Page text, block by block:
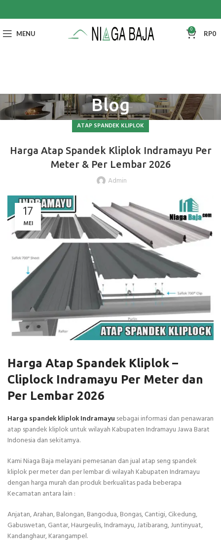
MENU 0 RP0
Blog
ATAP SPANDEK KLIPLOK
Harga Atap Spandek Kliplok Indramayu Per
Meter & Per Lembar 2026
Admin
17
MEI
Harga Atap Spandek Kliplok –
Cliplock Indramayu Per Meter dan
Per Lembar 2026
Harga spandek kliplok Indramayu sebagai informasi dan penawaran
atap spandek kliplok untuk wilayah Kabupaten Indramayu Jawa Barat
Indonesia dan sekitarnya.
Kami Niaga Baja melayani pemesanan dan jual atap seng spandek
kliplok per meter dan per lembar di wilayah Kabupaten Indramayu
dengan harga murah dan produk berkualitas pada beberapa
Kecamatan antara lain :
Anjatan, Arahan, Balongan, Bangodua, Bongas, Cantigi, Cikedung,
Gabuswetan, Gantar, Haurgeulis, Indramayu, Jatibarang, Juntinyuat,
Kandanghaur, Karangampel.